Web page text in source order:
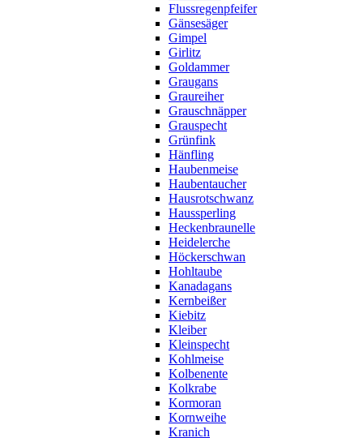
Flussregenpfeifer
Gänsesäger
Gimpel
Girlitz
Goldammer
Graugans
Graureiher
Grauschnäpper
Grauspecht
Grünfink
Hänfling
Haubenmeise
Haubentaucher
Hausrotschwanz
Haussperling
Heckenbraunelle
Heidelerche
Höckerschwan
Hohltaube
Kanadagans
Kernbeißer
Kiebitz
Kleiber
Kleinspecht
Kohlmeise
Kolbenente
Kolkrabe
Kormoran
Kornweihe
Kranich